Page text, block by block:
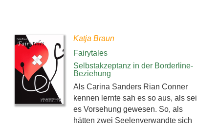
Katja Braun
Fairytales
Selbstakzeptanz in der Borderline-
Beziehung
Als Carina Sanders Rian Conner
kennen lernte sah es so aus, als sei
es Vorsehung gewesen. So, als
hätten zwei Seelenverwandte sich